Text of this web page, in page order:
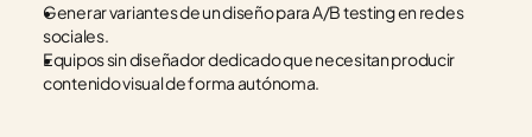
Generar variantes de un diseño para A/B testing en redes
sociales.
Equipos sin diseñador dedicado que necesitan producir
contenido visual de forma autónoma.